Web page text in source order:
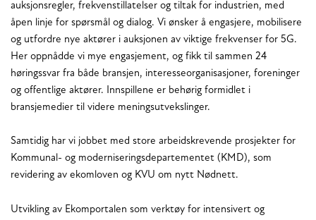
auksjonsregler, frekvenstillatelser og tiltak for industrien, med
åpen linje for spørsmål og dialog. Vi ønsker å engasjere, mobilisere
og utfordre nye aktører i auksjonen av viktige frekvenser for 5G.
Her oppnådde vi mye engasjement, og fikk til sammen 24
høringssvar fra både bransjen, interesseorganisasjoner, foreninger
og offentlige aktører. Innspillene er behørig formidlet i
bransjemedier til videre meningsutvekslinger.
Samtidig har vi jobbet med store arbeidskrevende prosjekter for
Kommunal- og moderniseringsdepartementet (KMD), som
revidering av ekomloven og KVU om nytt Nødnett.
Utvikling av Ekomportalen som verktøy for intensivert og